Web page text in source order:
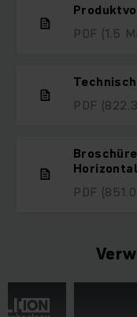
PDF (1.5
PDF
PDF